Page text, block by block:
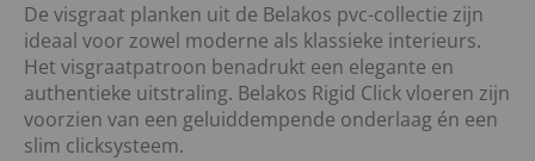
De visgraat planken uit de Belakos pvc-collectie zijn
ideaal voor zowel moderne als klassieke interieurs.
Het visgraatpatroon benadrukt een elegante en
authentieke uitstraling. Belakos Rigid Click vloeren zijn
voorzien van een geluiddempende onderlaag én een
slim clicksysteem.